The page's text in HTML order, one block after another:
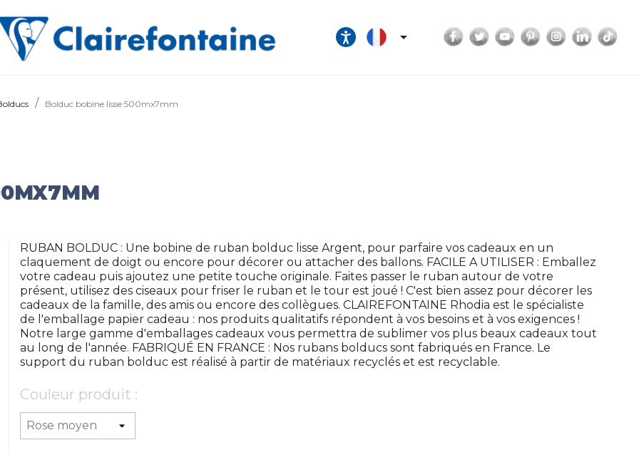
 Facebook
TwitterYouTubePinterestInstagram
Bolduc bobine lisse 500mx7mm
RUBAN BOLDUC : Une bobine de ruban bolduc lisse Argent, pour parfaire vos cadeaux en un
claquement de doigt ou encore pour décorer ou attacher des ballons. FACILE A UTILISER : Emballez
votre cadeau puis ajoutez une petite touche originale. Faites passer le ruban autour de votre
présent, utilisez des ciseaux pour friser le ruban et le tour est joué ! C'est bien assez pour décorer les
cadeaux de la famille, des amis ou encore des collègues. CLAIREFONTAINE Rhodia est le spécialiste
de l'emballage papier cadeau : nos produits qualitatifs répondent à vos besoins et à vos exigences !
Notre large gamme d'emballages cadeaux vous permettra de sublimer vos plus beaux cadeaux tout
au long de l'année. FABRIQUÉ EN FRANCE : Nos rubans bolducs sont fabriqués en France. Le
support du ruban bolduc est réalisé à partir de matériaux recyclés et est recyclable.
Couleur produit :